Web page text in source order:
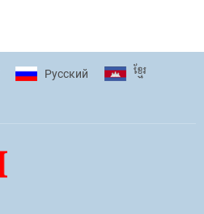
Pусский ខ្មែរ